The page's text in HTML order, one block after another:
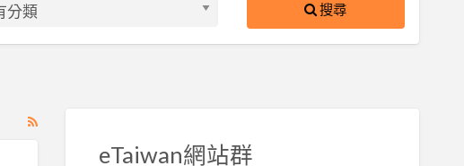
搜尋
RSS
eTaiwan網站群